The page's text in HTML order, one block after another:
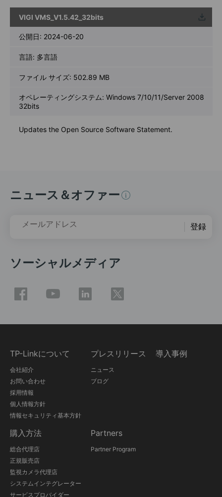
VIGI VMS_V1.5.42_32bits
ウンロ
ード
公開日: 2024-06-20
言語: 多言語
ファイル サイズ: 502.89 MB
オペレーティングシステム: Windows 7/10/11/Server 2008
32bits
Updates the Open Source Software Statement.
ニュース＆オファー
メールアドレス 登録
ソーシャルメディア
TP-Linkについて
会社紹介
お問い合わせ
採用情報
個人情報方針
情報セキュリティ基本方針
プレスリリース
ニュース
ブログ
導入事例
購入方法
総合代理店
正規販売店
監視カメラ代理店
システムインテグレーター
サービスプロバイダー
Partners
Partner Program